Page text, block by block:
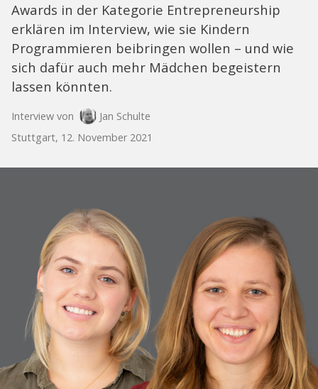
Awards in der Kategorie Entrepreneurship
erklären im Interview, wie sie Kindern
Programmieren beibringen wollen – und wie
sich dafür auch mehr Mädchen begeistern
lassen könnten.
Interview von
Jan Schulte
Stuttgart, 12. November 2021